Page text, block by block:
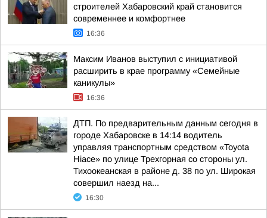
строителей Хабаровский край становится
современнее и комфортнее
16:36
Максим Иванов выступил с инициативой
расширить в крае программу «Семейные
каникулы»
16:36
ДТП. По предварительным данным сегодня в
городе Хабаровске в 14:14 водитель
управляя транспортным средством «Toyota
Hiace» по улице Трехгорная со стороны ул.
Тихоокеанская в районе д. 38 по ул. Широкая
совершил наезд на...
16:30